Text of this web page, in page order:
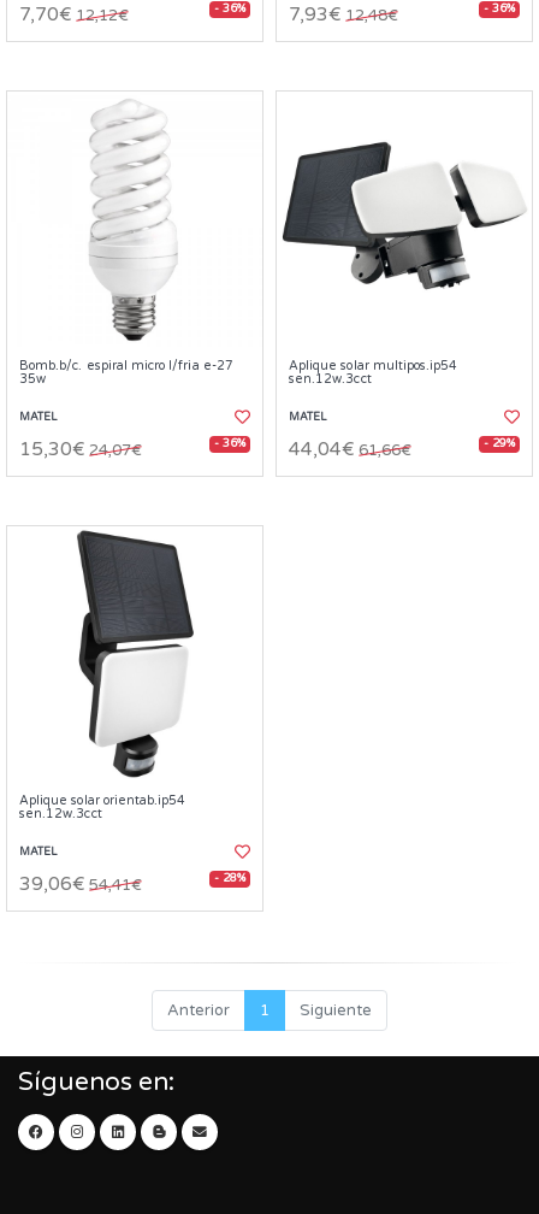
7,70€ 12,12€ - 36% 7,93€ 12,48€ - 36%
Bomb.b/c. espiral micro l/fria e-27
35w
MATEL
15,30€ 24,07€ - 36%
Aplique solar multipos.ip54
sen.12w.3cct
MATEL
44,04€ 61,66€ - 29%
Aplique solar orientab.ip54
sen.12w.3cct
MATEL
39,06€ 54,41€ - 28%
Anterior 1 Siguiente
Síguenos en: